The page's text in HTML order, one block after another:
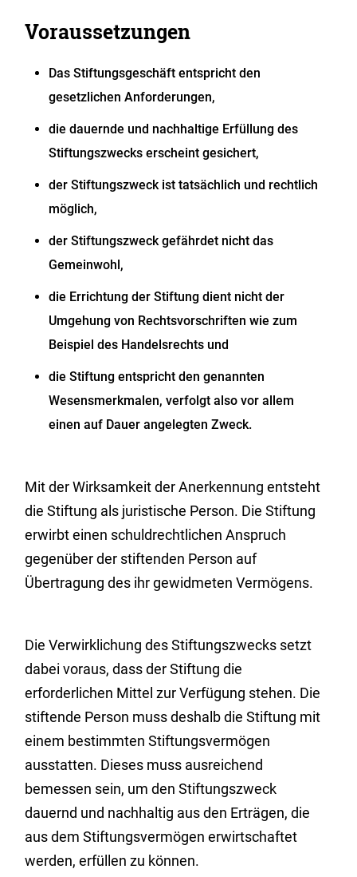
Voraussetzungen
Das Stiftungsgeschäft entspricht den
gesetzlichen Anforderungen,
die dauernde und nachhaltige Erfüllung des
Stiftungszwecks erscheint gesichert,
der Stiftungszweck ist tatsächlich und rechtlich
möglich,
der Stiftungszweck gefährdet nicht das
Gemeinwohl,
die Errichtung der Stiftung dient nicht der
Umgehung von Rechtsvorschriften wie zum
Beispiel des Handelsrechts und
die Stiftung entspricht den genannten
Wesensmerkmalen, verfolgt also vor allem
einen auf Dauer angelegten Zweck.
Mit der Wirksamkeit der Anerkennung entsteht
die Stiftung als juristische Person. Die Stiftung
erwirbt einen schuldrechtlichen Anspruch
gegenüber der stiftenden Person auf
Übertragung des ihr gewidmeten Vermögens.
Die Verwirklichung des Stiftungszwecks setzt
dabei voraus, dass der Stiftung die
erforderlichen Mittel zur Verfügung stehen. Die
stiftende Person muss deshalb die Stiftung mit
einem bestimmten Stiftungsvermögen
ausstatten. Dieses muss ausreichend
bemessen sein, um den Stiftungszweck
dauernd und nachhaltig aus den Erträgen, die
aus dem Stiftungsvermögen erwirtschaftet
werden, erfüllen zu können.